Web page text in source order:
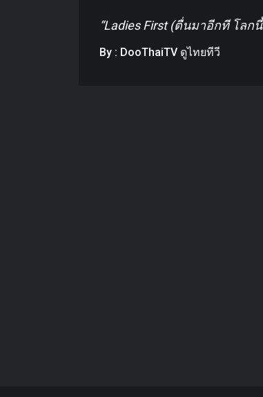
“Ladies First (ตื่นมาอีกที โลก
By : DooThaiTV ดูไทยทีวี